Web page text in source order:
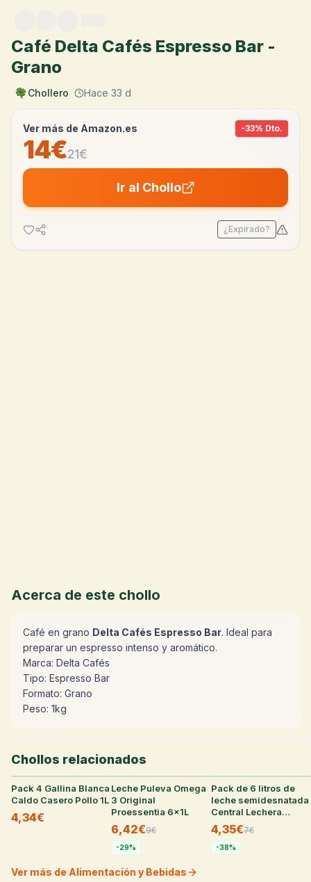
Café Delta Cafés Espresso Bar -
Grano
Chollero Hace 33 d
Ver más de Amazon.es -33% Dto.
14€21€
Ir al Chollo
¿Expirado?
Acerca de este chollo
Café en grano Delta Cafés Espresso Bar. Ideal para
preparar un espresso intenso y aromático.
Marca: Delta Cafés
Tipo: Espresso Bar
Formato: Grano
Peso: 1kg
Chollos relacionados
31°
Pack 4 Gallina Blanca
Caldo Casero Pollo 1L
4,34€
31°
Leche Puleva Omega
3 Original
Proessentia 6x1L
6,42€9€
-29%
29
Pack de 6 litros de
leche semidesnatada
Central Lechera
Asturiana
4,35€7€
-38%
Ver más de Alimentación y Bebidas